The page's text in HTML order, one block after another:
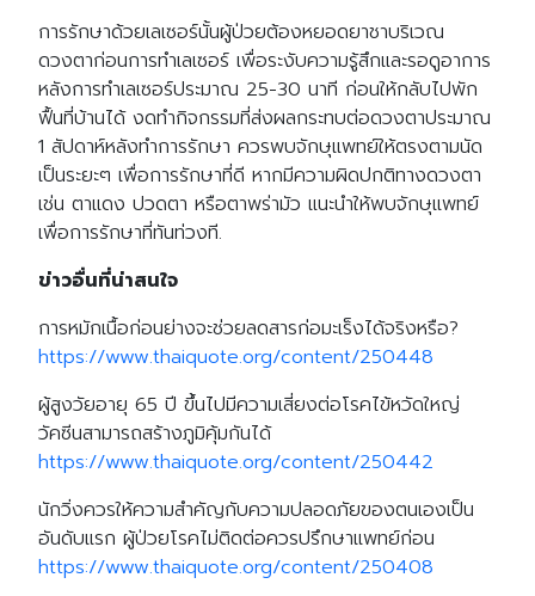
การรักษาด้วยเลเซอร์นั้นผู้ป่วยต้องหยอดยาชาบริเวณ
ดวงตาก่อนการทำเลเซอร์ เพื่อระงับความรู้สึกและรอดูอาการ
หลังการทำเลเซอร์ประมาณ 25-30 นาที ก่อนให้กลับไปพัก
ฟื้นที่บ้านได้ งดทำกิจกรรมที่ส่งผลกระทบต่อดวงตาประมาณ
1 สัปดาห์หลังทำการรักษา ควรพบจักษุแพทย์ให้ตรงตามนัด
เป็นระยะๆ เพื่อการรักษาที่ดี หากมีความผิดปกติทางดวงตา
เช่น ตาแดง ปวดตา หรือตาพร่ามัว แนะนำให้พบจักษุแพทย์
เพื่อการรักษาที่ทันท่วงที.
ข่าวอื่นที่น่าสนใจ
การหมักเนื้อก่อนย่างจะช่วยลดสารก่อมะเร็งได้จริงหรือ?
https://www.thaiquote.org/content/250448
ผู้สูงวัยอายุ 65 ปี ขึ้นไปมีความเสี่ยงต่อโรคไข้หวัดใหญ่
วัคซีนสามารถสร้างภูมิคุ้มกันได้
https://www.thaiquote.org/content/250442
นักวิ่งควรให้ความสำคัญกับความปลอดภัยของตนเองเป็น
อันดับแรก ผู้ป่วยโรคไม่ติดต่อควรปรึกษาแพทย์ก่อน
https://www.thaiquote.org/content/250408